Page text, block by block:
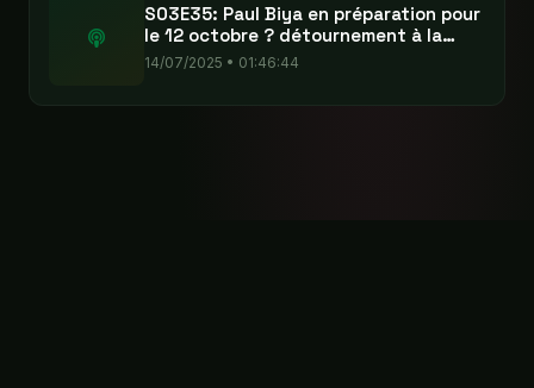
S03E35: Paul Biya en préparation pour
le 12 octobre ? détournement à la
Fecafoot ?
14/07/2025 • 01:46:44